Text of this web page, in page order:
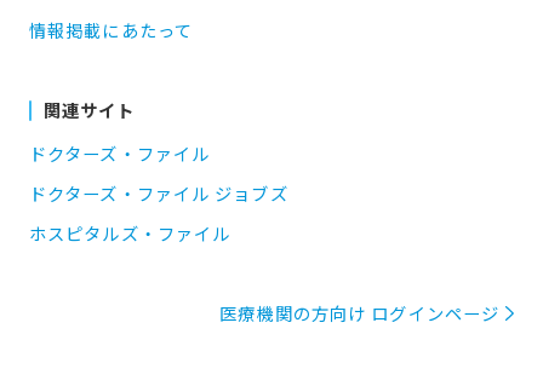
情報掲載にあたって
関連サイト
ドクターズ・ファイル
ドクターズ・ファイル ジョブズ
ホスピタルズ・ファイル
医療機関の方向け ログインページ